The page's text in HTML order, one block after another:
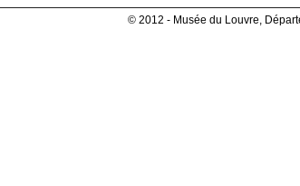
© 2012 - Musée du Louvre,